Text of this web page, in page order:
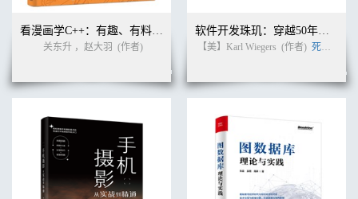
看漫画学C++：有趣、有料、好玩、好用（全彩入门版）
关东升 ，赵大羽 (作者)
软件开发珠玑：穿越50年软件往事的60条戒律
【美】Karl Wiegers (作者) 死月